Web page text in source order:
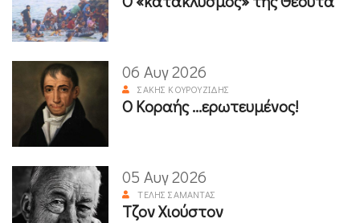
06 Αυγ 2026
ΣΆΚΗΣ ΚΟΥΡΟΥΖΊΔΗΣ
Ο Κοραής ...ερωτευμένος!
05 Αυγ 2026
ΤΈΛΗΣ ΣΑΜΑΝΤΆΣ
Τζον Χιούστον